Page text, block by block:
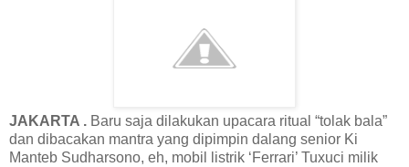
JAKARTA . Baru saja dilakukan upacara ritual “tolak bala”
dan dibacakan mantra yang dipimpin dalang senior Ki
Manteb Sudharsono, eh, mobil listrik ‘Ferrari’ Tuxuci milik